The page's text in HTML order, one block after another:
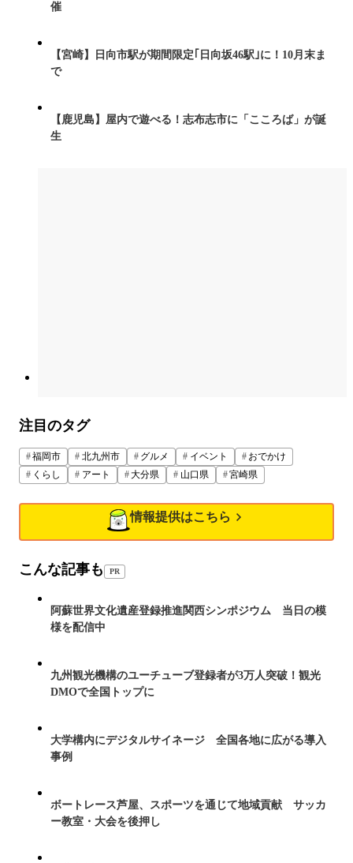
催
【宮崎】日向市駅が期間限定｢日向坂46駅｣に！10月末ま
で
【鹿児島】屋内で遊べる！志布志市に「こころば」が誕
生
注目のタグ
福岡市 北九州市 グルメ イベント
おでかけ
くらし
アート 大分県 山口県 宮崎県
情報提供はこちら
こんな記事も PR
阿蘇世界文化遺産登録推進関西シンポジウム 当日の模
様を配信中
九州観光機構のユーチューブ登録者が3万人突破！観光
DMOで全国トップに
大学構内にデジタルサイネージ 全国各地に広がる導入
事例
ボートレース芦屋、スポーツを通じて地域貢献 サッカ
ー教室・大会を後押し